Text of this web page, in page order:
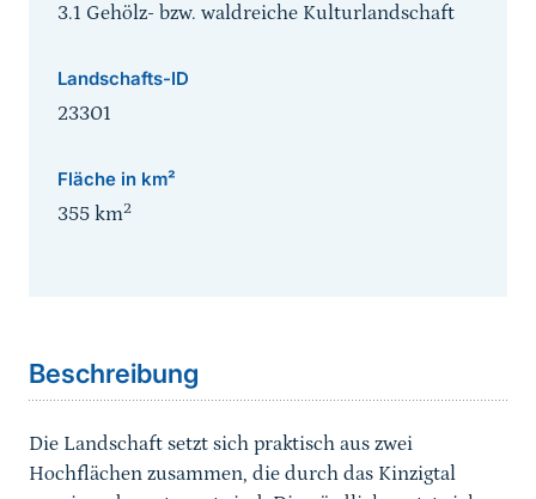
3.1 Gehölz- bzw. waldreiche Kulturlandschaft
Landschafts-ID
23301
Fläche in km²
355 km2
Beschreibung
Die Landschaft setzt sich praktisch aus zwei
Hochflächen zusammen, die durch das Kinzigtal